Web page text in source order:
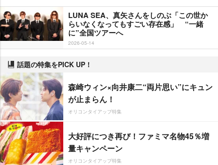
LUNA SEA、真矢さんをしのぶ「この世か
らいなくなってもすごい存在感」 “一緒
に”全国ツアーへ
2026-05-14
話題の特集をPICK UP！
森崎ウィン×向井康二“両片思い”にキュン
が止まらん！
オリコンタイアップ特集
大好評につき再び！ファミマ名物45％増
量キャンペーン
オリコンタイアップ特集